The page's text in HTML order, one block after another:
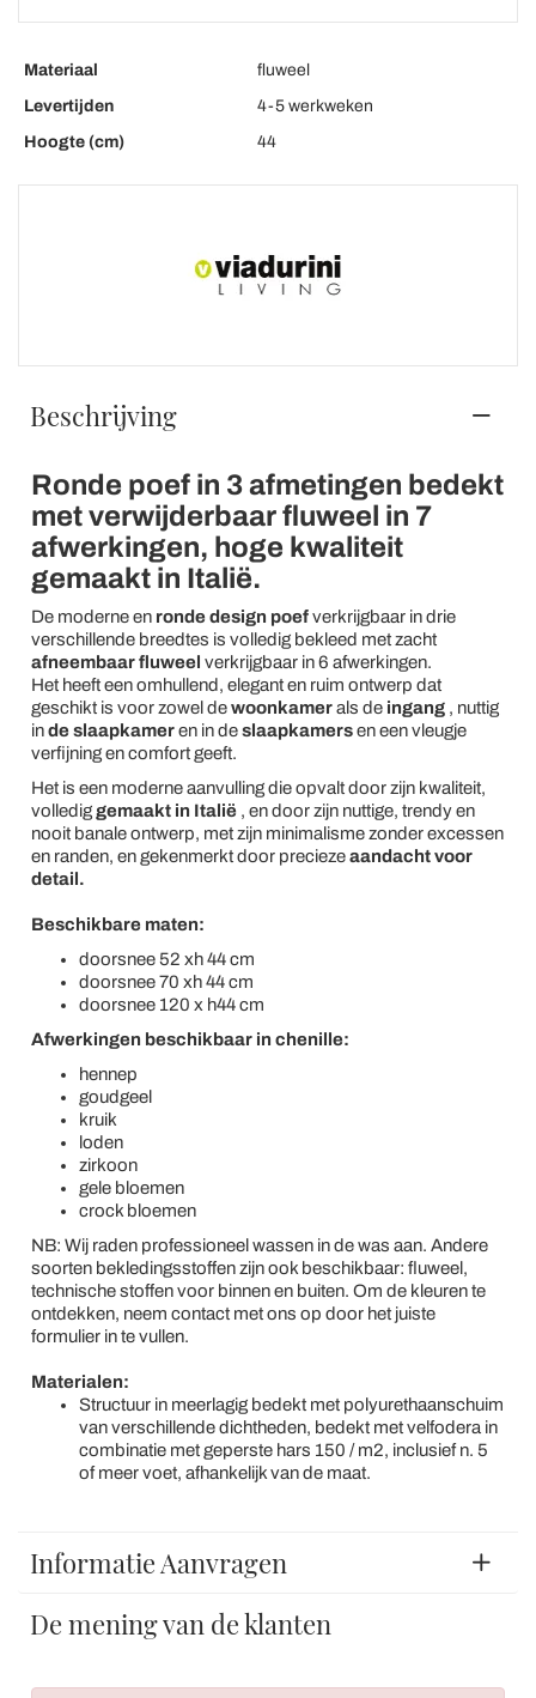
Materiaal
fluweel
Levertijden
4-5 werkweken
Hoogte (cm)
44
Beschrijving
Ronde poef in 3 afmetingen bedekt
met verwijderbaar fluweel in 7
afwerkingen, hoge kwaliteit
gemaakt in Italië.
De moderne en ronde design poefverkrijgbaar in drie
verschillende breedtes is volledig bekleed met zacht
afneembaar fluweel verkrijgbaar in 6 afwerkingen.
Het heeft een omhullend, elegant en ruim ontwerp dat
geschikt is voor zowel dewoonkamerals de ingang, nuttig
inde slaapkameren in deslaapkamersen een vleugje
verfijning en comfort geeft.
Het is een moderne aanvulling die opvalt door zijn kwaliteit,
vollediggemaakt in Italië, en door zijn nuttige, trendy en
nooit banale ontwerp, met zijn minimalisme zonder excessen
en randen, en gekenmerkt door preciezeaandacht voor
detail.
Beschikbare maten:
doorsnee 52 xh 44 cm
doorsnee 70 xh 44 cm
doorsnee 120 x h44 cm
Afwerkingen beschikbaar in chenille:
hennep
goudgeel
kruik
loden
zirkoon
gele bloemen
crock bloemen
NB: Wij raden professioneel wassen in de was aan. Andere
soorten bekledingsstoffen zijn ook beschikbaar: fluweel,
technische stoffen voor binnen en buiten. Om de kleuren te
ontdekken, neem contact met ons op door het juiste
formulier in te vullen.
Materialen:
Structuur in meerlagig bedekt met polyurethaanschuim
van verschillende dichtheden, bedekt met velfodera in
combinatie met geperste hars 150 / m2, inclusief n. 5
of meer voet, afhankelijk van de maat.
Informatie Aanvragen
De mening van de klanten